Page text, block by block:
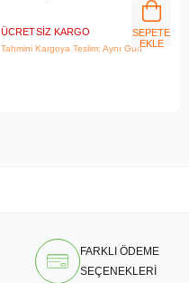
ÜCRETSIZ KARGO
Tahmini Kargoya Teslim: Aynı Gün
SEPETE
EKLE
FARKLI ÖDEME
SEÇENEKLERİ